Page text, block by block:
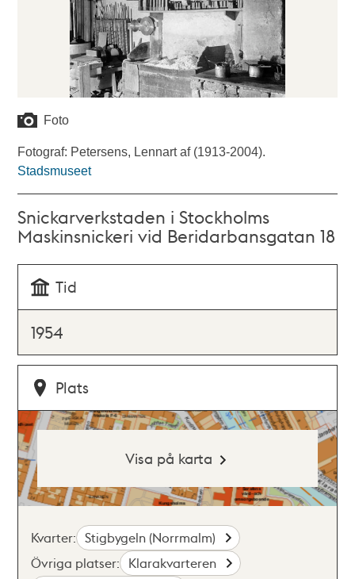
Foto
Fotograf: Petersens, Lennart af (1913-2004).
Stadsmuseet
Snickarverkstaden i Stockholms
Maskinsnickeri vid Beridarbansgatan 18
Tid
1954
Plats
Visa på karta
Kvarter: Stigbygeln (Norrmalm)
Övriga platser: Klarakvarteren